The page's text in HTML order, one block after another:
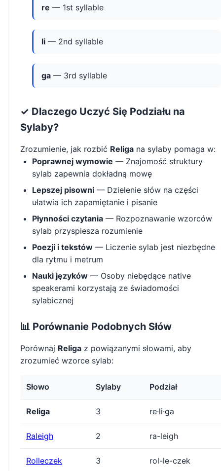
re — 1st syllable
li — 2nd syllable
ga — 3rd syllable
✓ Dlaczego Uczyć Się Podziału na
Sylaby?
Zrozumienie, jak rozbić Religa na sylaby pomaga w:
Poprawnej wymowie — Znajomość struktury
sylab zapewnia dokładną mowę
Lepszej pisowni — Dzielenie słów na części
ułatwia ich zapamiętanie i pisanie
Płynności czytania — Rozpoznawanie wzorców
sylab przyspiesza rozumienie
Poezji i tekstów — Liczenie sylab jest niezbędne
dla rytmu i metrum
Nauki języków — Osoby niebędące native
speakerami korzystają ze świadomości
sylabicznej
📊 Porównanie Podobnych Słów
Porównaj Religa z powiązanymi słowami, aby
zrozumieć wzorce sylab:
Słowo Sylaby Podział
Religa 3 re·li·ga
Raleigh 2 ra-leigh
Rolleczek 3 rol-le-czek